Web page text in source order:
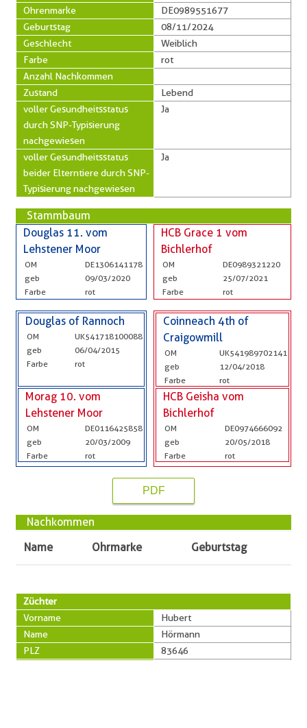
Ohrenmarke
DE0989551677
Geburtstag
08/11/2024
Geschlecht
Weiblich
Farbe
rot
Anzahl Nachkommen
Zustand
Lebend
voller Gesundheitsstatus
durch SNP-Typisierung
nachgewiesen
Ja
voller Gesundheitsstatus
beider Elterntiere durch SNP-
Typisierung nachgewiesen
Ja
Stammbaum
Douglas 11. vom
Lehstener Moor
OM
DE1306141178
geb
09/03/2020
Farbe
rot
HCB Grace 1 vom
Bichlerhof
OM
DE0989321220
geb
25/07/2021
Farbe
rot
Douglas of Rannoch
OM
UK541718100088
geb
06/04/2015
Farbe
rot
Morag 10. vom
Lehstener Moor
OM
DE0116425858
geb
20/03/2009
Farbe
rot
Coinneach 4th of
Craigowmill
OM
UK541989702141
geb
12/04/2018
Farbe
rot
HCB Geisha vom
Bichlerhof
OM
DE0974666092
geb
20/05/2018
Farbe
rot
PDF
Nachkommen
Name
Ohrmarke Geburtstag
Züchter
Vorname
Hubert
Name
Hörmann
PLZ
83646